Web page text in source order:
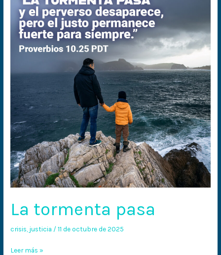
La tormenta pasa
crisis justicia /11 de octubre de 2025
tormenta
pasa
Leer más »